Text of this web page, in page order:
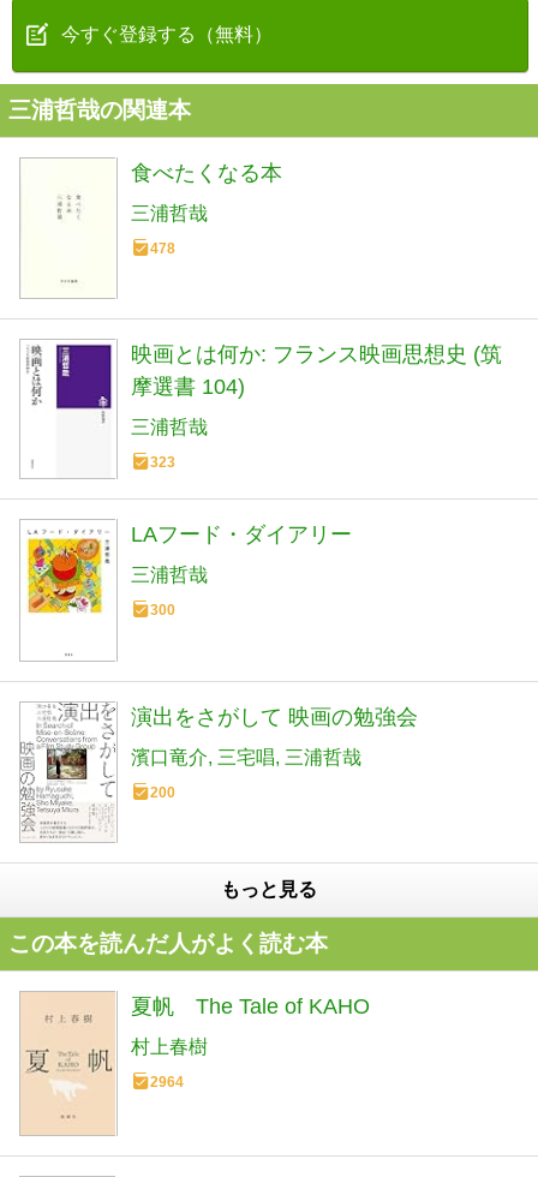
今すぐ登録する（無料）
三浦哲哉の関連本
食べたくなる本
三浦哲哉
478
映画とは何か: フランス映画思想史 (筑
摩選書 104)
三浦哲哉
323
LAフード・ダイアリー
三浦哲哉
300
演出をさがして 映画の勉強会
濱口竜介 三宅唱 三浦哲哉
200
もっと見る
この本を読んだ人がよく読む本
夏帆 The Tale of KAHO
村上春樹
2964